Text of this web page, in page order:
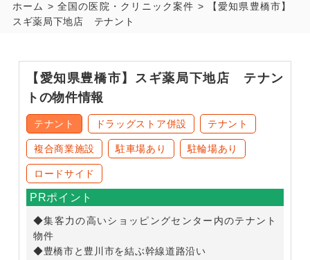
ホーム > 全国の医院・クリニック案件 >
【愛知県豊橋市】
スギ薬局下地店 テナント
【愛知県豊橋市】スギ薬局下地店 テナン
トの物件情報
テナント ドラッグストア併設 テナント
複合商業施設 駐車場あり 駐輪場あり
ロードサイド
PRポイント
◆集客力の高いショッピングセンター内のテナント
物件
◆豊橋市と豊川市を結ぶ幹線道路沿い